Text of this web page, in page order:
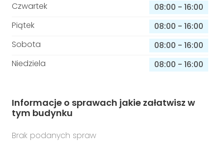
Czwartek
08:00 - 16:00
Piątek
08:00 - 16:00
Sobota
08:00 - 16:00
Niedziela
08:00 - 16:00
Informacje o sprawach jakie załatwisz w
tym budynku
Brak podanych spraw